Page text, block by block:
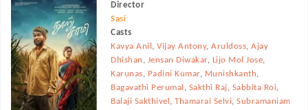
Director
Sasi
Casts
Kavya Anil ,Vijay Antony,Aruldoss,Ajay
Dhishan , Jensan Diwakar, Lijo Mol Jose,
Karunas, Padini Kumar, Munishkanth,
Bagavathi Perumal , Sakthi Raj, Sabbita Roi,
Balaji Sakthivel ,Thamarai Selvi,Subramaniam